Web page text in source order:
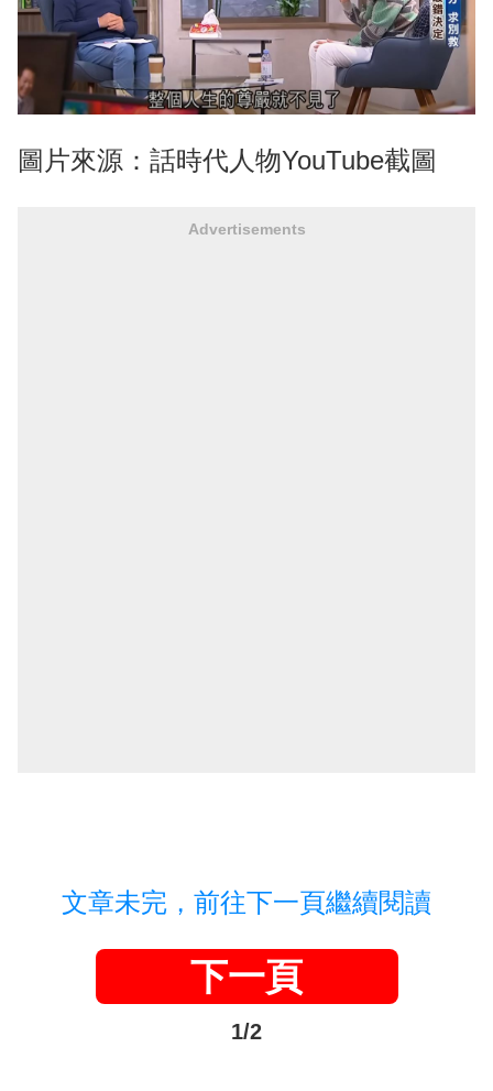
圖片來源：話時代人物YouTube截圖
Advertisements
文章未完，前往下一頁繼續閱讀
下一頁
1/2